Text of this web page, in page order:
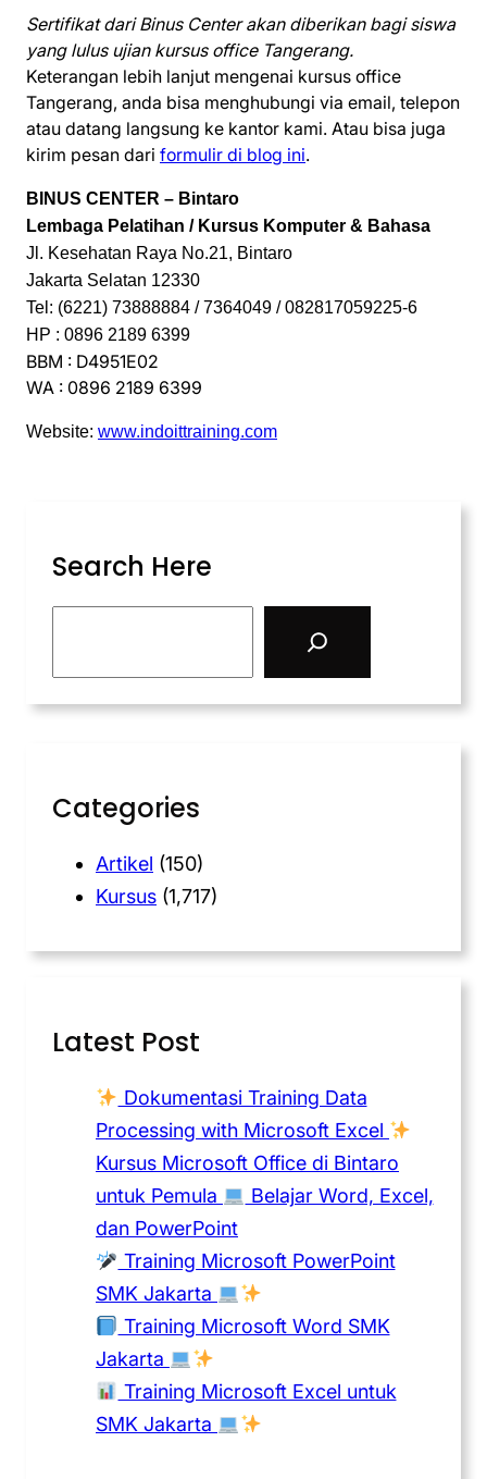
Sertifikat dari Binus Center akan diberikan bagi siswa
yang lulus ujian kursus office Tangerang.
Keterangan lebih lanjut mengenai kursus office
Tangerang, anda bisa menghubungi via email, telepon
atau datang langsung ke kantor kami. Atau bisa juga
kirim pesan dari formulir di blog ini.
BINUS CENTER – Bintaro
Lembaga Pelatihan / Kursus Komputer & Bahasa
Jl. Kesehatan Raya No.21, Bintaro
Jakarta Selatan 12330
Tel: (6221) 73888884 / 7364049 / 082817059225-6
HP : 0896 2189 6399
BBM : D4951E02
WA : 0896 2189 6399
Website: www.indoittraining.com
Search Here
Categories
Artikel (150)
Kursus (1,717)
Latest Post
Dokumentasi Training Data
Processing with Microsoft Excel
Kursus Microsoft Office di Bintaro
untuk Pemula
Belajar Word, Excel,
dan PowerPoint
Training Microsoft PowerPoint
SMK Jakarta
Training Microsoft Word SMK
Jakarta
Training Microsoft Excel untuk
SMK Jakarta